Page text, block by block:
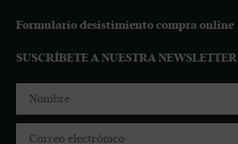
Formulario desistimiento compra online
SUSCRÍBETE A NUESTRA NEWSLETTER